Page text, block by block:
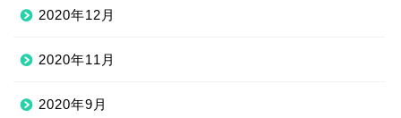
2020年12月
2020年11月
2020年9月